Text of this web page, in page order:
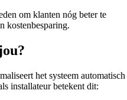
om klanten nóg beter te
kostenbesparing.
het systeem automatisch
installateur betekent dit: